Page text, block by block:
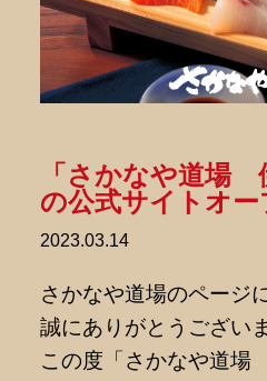
2023.03.14
「さかなや道場
の公式サイトオー
さかなや道場のページ
誠にありがとうござい
この度「さかなや道場